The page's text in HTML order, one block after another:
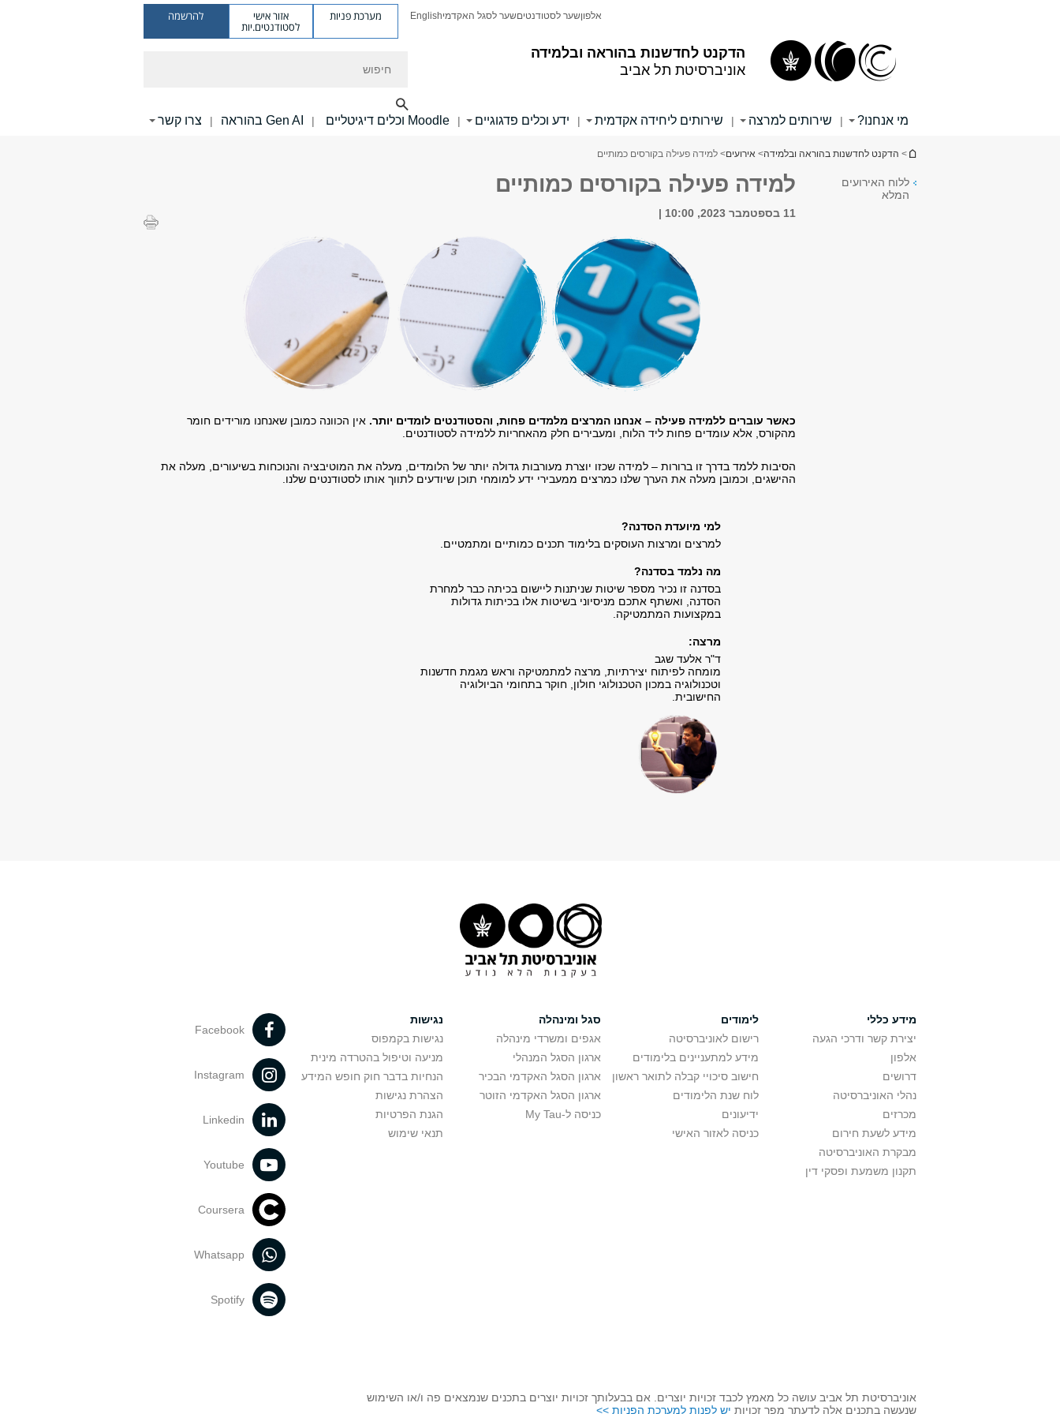
הדקנט לחדשנות בהוראה ובלמידה
אוניברסיטת תל אביב
אלפוןשער לסטודנטיםשער לסגל האקדמיEnglish מערכת פניות אזור אישי
לסטודנטים.יות
להרשמה
מי אנחנו? | שירותים למרצה | שירותים ליחידה אקדמית | ידע וכלים פדגוגיים | Moodle וכלים דיגיטליים | Gen AI בהוראה | צרו קשר
הינך נמצא כאן
> הדקנט לחדשנות בהוראה ובלמידה> אירועים> למידה פעילה בקורסים כמותיים
ללוח האירועים
המלא
למידה פעילה בקורסים כמותיים
11 בספטמבר 2023, 10:00
כאשר עוברים ללמידה פעילה – אנחנו המרצים מלמדים פחות, והסטודנטים לומדים יותר. אין הכוונה כמובן שאנחנו מורידים חומר
מהקורס, אלא עומדים פחות ליד הלוח, ומעבירים חלק מהאחריות ללמידה לסטודנטים.
הסיבות ללמד בדרך זו ברורות – למידה שכזו יוצרת מעורבות גדולה יותר של הלומדים, מעלה את המוטיבציה והנוכחות בשיעורים, מעלה את
ההישגים, וכמובן מעלה את הערך שלנו כמרצים ממעבירי ידע למומחי תוכן שיודעים לתווך אותו לסטודנטים שלנו.
למי מיועדת הסדנה?
למרצים ומרצות העוסקים בלימוד תכנים כמותיים ומתמטיים.
מה נלמד בסדנה?
בסדנה זו נכיר מספר שיטות שניתנות ליישום בכיתה כבר למחרת
הסדנה, ואשתף אתכם מניסיוני בשיטות אלו בכיתות גדולות
במקצועות המתמטיקה.
מרצה:
ד"ר אלעד שגב
מומחה לפיתוח יצירתיות, מרצה למתמטיקה וראש מגמת חדשנות
וטכנולוגיה במכון הטכנולוגי חולון, חוקר בתחומי הביולוגיה
החישובית.
מידע כללי
יצירת קשר ודרכי הגעה
אלפון
דרושים
נהלי האוניברסיטה
מכרזים
מידע לשעת חירום
מבקרת האוניברסיטה
תקנון משמעת ופסקי דין
לימודים
רישום לאוניברסיטה
מידע למתעניינים בלימודים
חישוב סיכויי קבלה לתואר ראשון
לוח שנת הלימודים
ידיעונים
כניסה לאזור האישי
סגל ומינהלה
אגפים ומשרדי מינהלה
ארגון הסגל המנהלי
ארגון הסגל האקדמי הבכיר
ארגון הסגל האקדמי הזוטר
כניסה ל-My Tau
נגישות
נגישות בקמפוס
מניעה וטיפול בהטרדה מינית
הנחיות בדבר חוק חופש המידע
הצהרת נגישות
הגנת הפרטיות
תנאי שימוש
Facebook
Instagram
Linkedin
Youtube
Coursera
Whatsapp
Spotify
אוניברסיטת תל אביב עושה כל מאמץ לכבד זכויות יוצרים. אם בבעלותך זכויות יוצרים בתכנים שנמצאים פה ו/או השימוש
שנעשה בתכנים אלה לדעתך מפר זכויות יש לפנות למערכת הפניות >>